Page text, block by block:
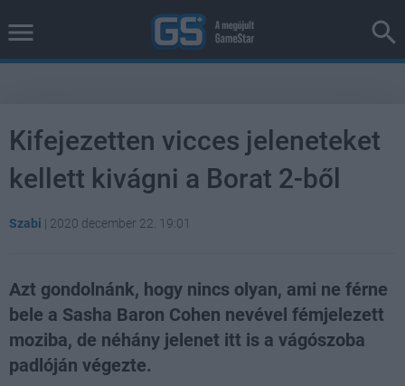
Kifejezetten vicces jeleneteket
kellett kivágni a Borat 2-ből
Szabi | 2020 december 22. 19:01
Azt gondolnánk, hogy nincs olyan, ami ne férne
bele a Sasha Baron Cohen nevével fémjelezett
moziba, de néhány jelenet itt is a vágószoba
padlóján végezte.